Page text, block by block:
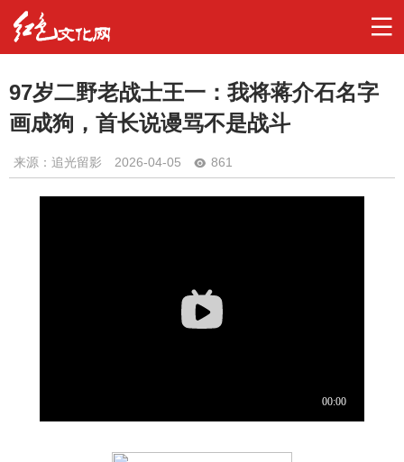
97岁二野老战士王一：我将蒋介石名字
画成狗，首长说谩骂不是战斗
来源：追光留影 2026-04-05 861